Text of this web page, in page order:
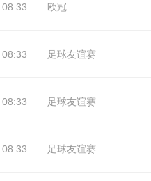
欧冠
足球友谊赛
足球友谊赛
足球友谊赛